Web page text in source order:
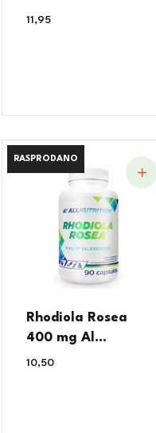
11,95
RASPRODANO
RASPRODANO
Rhodiola Rosea
400 mg Al...
10,50